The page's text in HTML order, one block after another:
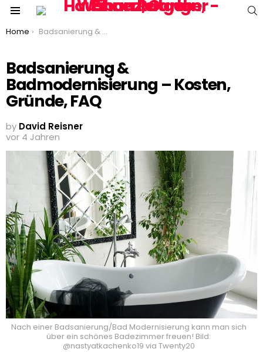
You are here:
Home Badsanierung & Badmodernisierung – Kosten, Gründe, FAQ
Badsanierung &
Badmodernisierung – Kosten,
Gründe, FAQ
by David Reisner
vor 4 Jahren
Nach einer Badsanierung/Bad Modernisierung kann man sich
über ein schönes Badezimmer freuen! Bild:
@nastyatkachenko19 via Twenty20